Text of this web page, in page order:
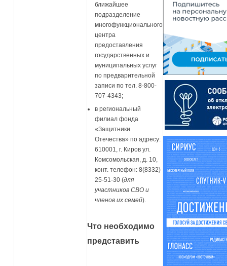
ближайшее
подразделение
многофункционального
центра
предоставления
государственных и
муниципальных услуг
по предварительной
записи по тел. 8-800-
707-4343;
в региональный
филиал фонда
«Защитники
Отечества» по адресу:
610001, г. Киров ул.
Комсомольская, д. 10,
конт. телефон: 8(8332)
25-51-30 (для
участников СВО и
членов их семей).
Что необходимо
представить